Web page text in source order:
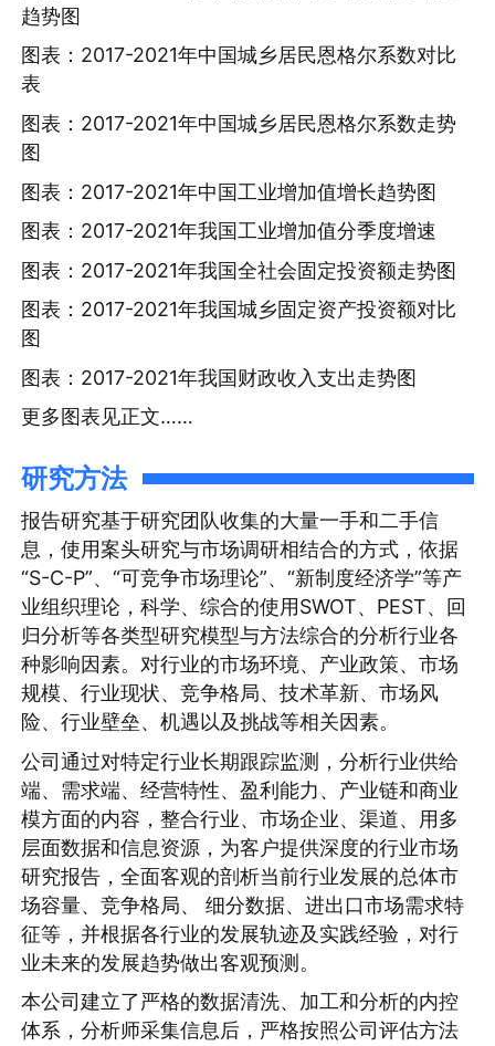
趋势图
图表：2017-2021年中国城乡居民恩格尔系数对比
表
图表：2017-2021年中国城乡居民恩格尔系数走势
图
图表：2017-2021年中国工业增加值增长趋势图
图表：2017-2021年我国工业增加值分季度增速
图表：2017-2021年我国全社会固定投资额走势图
图表：2017-2021年我国城乡固定资产投资额对比
图
图表：2017-2021年我国财政收入支出走势图
更多图表见正文……
研究方法
报告研究基于研究团队收集的大量一手和二手信
息，使用案头研究与市场调研相结合的方式，依据
“S-C-P”、“可竞争市场理论”、“新制度经济学”等产
业组织理论，科学、综合的使用SWOT、PEST、回
归分析等各类型研究模型与方法综合的分析行业各
种影响因素。对行业的市场环境、产业政策、市场
规模、行业现状、竞争格局、技术革新、市场风
险、行业壁垒、机遇以及挑战等相关因素。
公司通过对特定行业长期跟踪监测，分析行业供给
端、需求端、经营特性、盈利能力、产业链和商业
模方面的内容，整合行业、市场企业、渠道、用多
层面数据和信息资源，为客户提供深度的行业市场
研究报告，全面客观的剖析当前行业发展的总体市
场容量、竞争格局、 细分数据、进出口市场需求特
征等，并根据各行业的发展轨迹及实践经验，对行
业未来的发展趋势做出客观预测。
本公司建立了严格的数据清洗、加工和分析的内控
体系，分析师采集信息后，严格按照公司评估方法